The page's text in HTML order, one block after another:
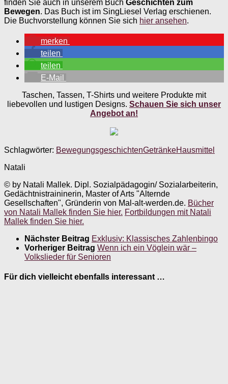
finden Sie auch in unserem Buch Geschichten zum
Bewegen. Das Buch ist im SingLiesel Verlag erschienen.
Die Buchvorstellung können Sie sich hier ansehen.
merken
teilen
teilen
E-Mail
Taschen, Tassen, T-Shirts und weitere Produkte mit
liebevollen und lustigen Designs. Schauen Sie sich unser
Angebot an!
Schlagwörter: BewegungsgeschichtenGetränkeHausmittel
Natali
© by Natali Mallek. Dipl. Sozialpädagogin/ Sozialarbeiterin,
Gedächtnistraininerin, Master of Arts "Alternde
Gesellschaften", Gründerin von Mal-alt-werden.de. Bücher
von Natali Mallek finden Sie hier. Fortbildungen mit Natali
Mallek finden Sie hier.
Nächster Beitrag Exklusiv: Klassisches Zahlenbingo
Vorheriger Beitrag Wenn ich ein Vöglein wär –
Volkslieder für Senioren
Für dich vielleicht ebenfalls interessant …